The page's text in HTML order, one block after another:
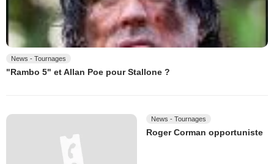
News - Tournages
"Rambo 5" et Allan Poe pour Stallone ?
News - Tournages
Roger Corman opportuniste